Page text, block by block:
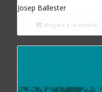
Josep Ballester
Afegeix a la cistella